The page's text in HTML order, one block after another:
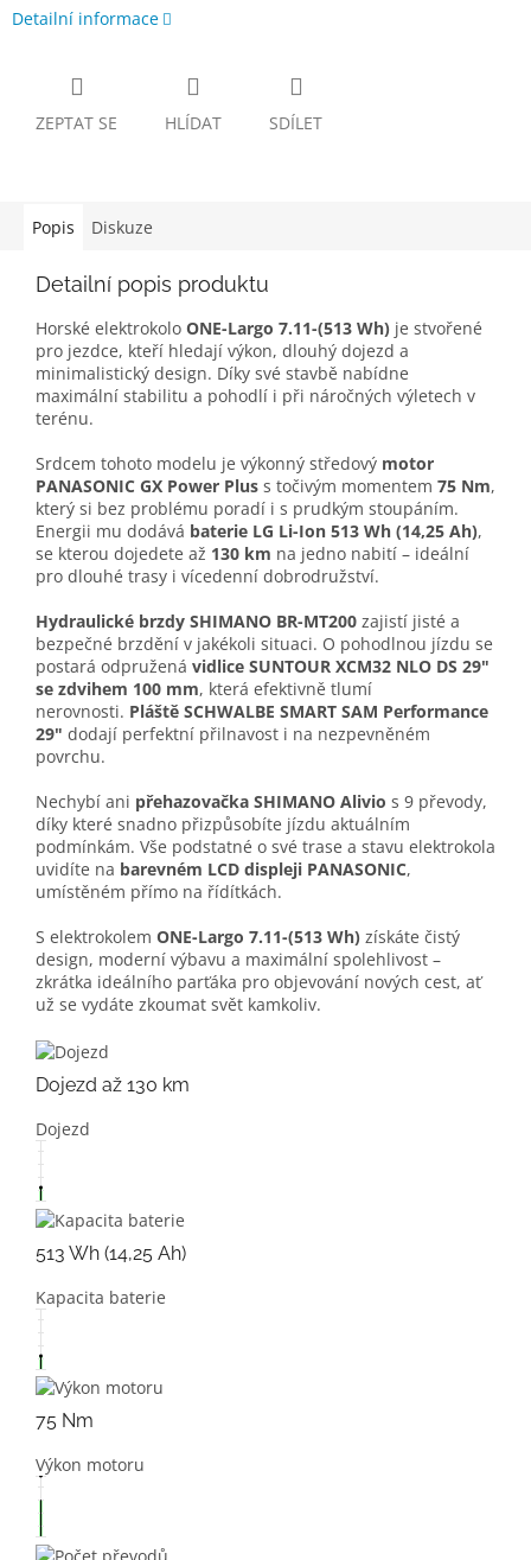
Detailní informace
ZEPTAT SE HLÍDAT SDÍLET
Popis Diskuze
Detailní popis produktu
Horské elektrokolo ONE-Largo 7.11-(513 Wh) je stvořené
pro jezdce, kteří hledají výkon, dlouhý dojezd a
minimalistický design. Díky své stavbě nabídne
maximální stabilitu a pohodlí i při náročných výletech v
terénu.
Srdcem tohoto modelu je výkonný středový motor
PANASONIC GX Power Plus s točivým momentem 75 Nm,
který si bez problému poradí i s prudkým stoupáním.
Energii mu dodává baterie LG Li-Ion 513 Wh (14,25 Ah),
se kterou dojedete až 130 km na jedno nabití – ideální
pro dlouhé trasy i vícedenní dobrodružství.
Hydraulické brzdy SHIMANO BR-MT200 zajistí jisté a
bezpečné brzdění v jakékoli situaci. O pohodlnou jízdu se
postará odpružená vidlice SUNTOUR XCM32 NLO DS 29"
se zdvihem 100 mm, která efektivně tlumí
nerovnosti. Pláště SCHWALBE SMART SAM Performance
29" dodají perfektní přilnavost i na nezpevněném
povrchu.
Nechybí ani přehazovačka SHIMANO Alivio s 9 převody,
díky které snadno přizpůsobíte jízdu aktuálním
podmínkám. Vše podstatné o své trase a stavu elektrokola
uvidíte na barevném LCD displeji PANASONIC,
umístěném přímo na řídítkách.
S elektrokolem ONE-Largo 7.11-(513 Wh) získáte čistý
design, moderní výbavu a maximální spolehlivost –
zkrátka ideálního parťáka pro objevování nových cest, ať
už se vydáte zkoumat svět kamkoliv.
Dojezd až 130 km
Dojezd
513 Wh (14,25 Ah)
Kapacita baterie
75 Nm
Výkon motoru